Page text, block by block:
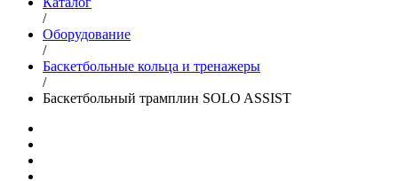
/
Оборудование
/
Баскетбольные кольца и тренажеры
/
Баскетбольный трамплин SOLO ASSIST